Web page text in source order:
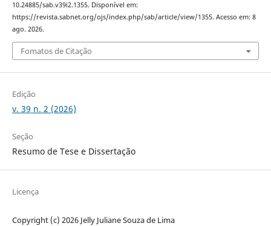
10.24885/sab.v39i2.1355. Disponível em:
https://revista.sabnet.org/ojs/index.php/sab/article/view/1355. Acesso em: 8
ago. 2026.
Fomatos de Citação
Edição
v. 39 n. 2 (2026)
Seção
Resumo de Tese e Dissertação
Licença
Copyright (c) 2026 Jelly Juliane Souza de Lima